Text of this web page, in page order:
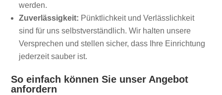
werden.
Zuverlässigkeit: Pünktlichkeit und Verlässlichkeit
sind für uns selbstverständlich. Wir halten unsere
Versprechen und stellen sicher, dass Ihre Einrichtung
jederzeit sauber ist.
So einfach können Sie unser Angebot
anfordern